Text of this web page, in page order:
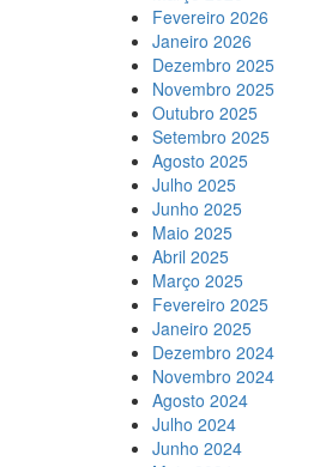
Fevereiro 2026
Janeiro 2026
Dezembro 2025
Novembro 2025
Outubro 2025
Setembro 2025
Agosto 2025
Julho 2025
Junho 2025
Maio 2025
Abril 2025
Março 2025
Fevereiro 2025
Janeiro 2025
Dezembro 2024
Novembro 2024
Agosto 2024
Julho 2024
Junho 2024